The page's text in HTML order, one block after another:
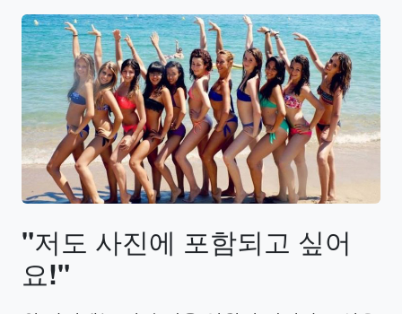
"저도 사진에 포함되고 싶어
요!"